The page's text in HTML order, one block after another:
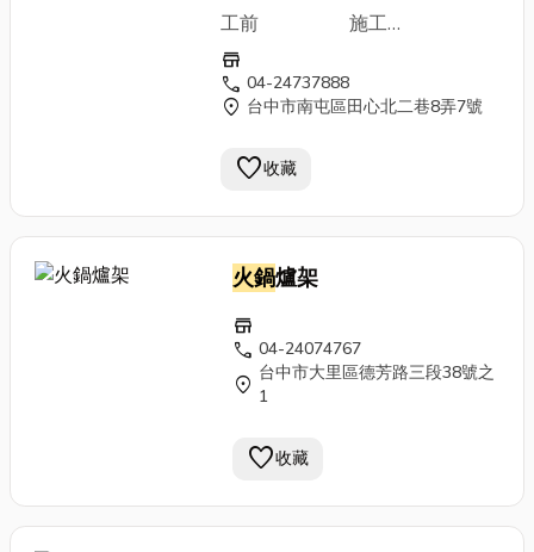
工前 施工
施工
store
call 04-24737888
location_on 台中市南屯區田心北二巷8弄7號
favorite收藏
火鍋爐架
store
call 04-24074767
location_on 台中市大里區德芳路三段38號之
1
favorite收藏